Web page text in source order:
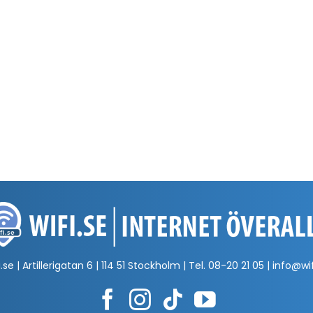
| Artillerigatan 6 | 114 51 Stockholm | Tel. 08-20 21 05 |